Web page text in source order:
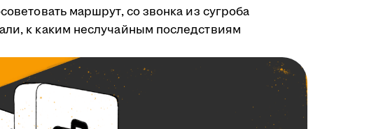
маршрут, со звонка из сугроба
к каким неслучайным последствиям